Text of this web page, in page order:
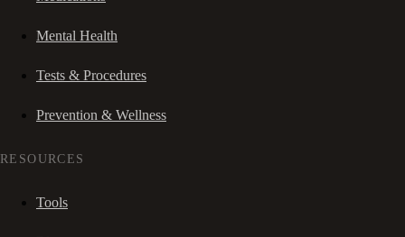
Mental Health
Tests & Procedures
Prevention & Wellness
RESOURCES
Tools